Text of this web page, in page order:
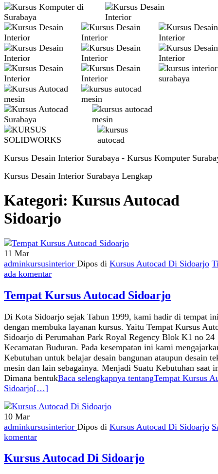
Kursus Desain Interior Surabaya - Kursus Komputer
Kursus Desain Interior Surabaya Lengkap
Kategori: Kursus Autocad
Sidoarjo
11 Mar
adminkursusinterior Dipos di Kursus Autocad Di Sidoarjo
ada komentar
Tempat Kursus Autocad Sidoarjo
Di Kota Sidoarjo sejak Tahun 1999, kami hadir di tempat
dengan membuka layanan kursus. Yaitu Tempat Kursus
Sidoarjo di Perumahan Park Royal Regency Blok K1 no 24
Kecamatan Buduran. Pada kesempatan ini kami
Kebutuhan untuk belajar desain bangunan ataupun desain
mesin dan lain sebagainya. Menjadi Suatu Kebutuhan saat
Dimana bentukBaca selengkapnya tentangTempat Kursus
Sidoarjo[…]
10 Mar
adminkursusinterior Dipos di Kursus Autocad Di Sidoarjo
komentar
Kursus Autocad Di Sidoarjo